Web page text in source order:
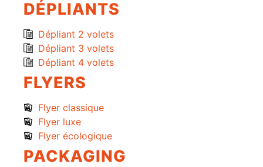
DÉPLIANTS
Dépliant 2 volets
Dépliant 3 volets
Dépliant 4 volets
FLYERS
Flyer classique
Flyer luxe
Flyer écologique
PACKAGING